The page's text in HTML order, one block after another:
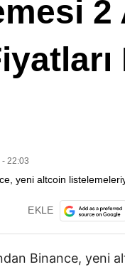
2
22:03
EKLE
Binance, yeni